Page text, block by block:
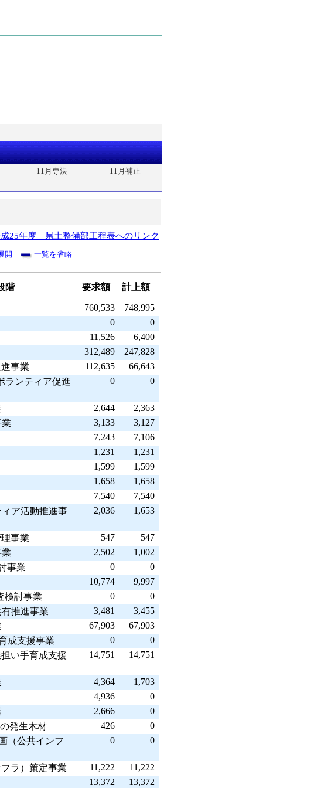
11月専決
11月補正
25年度 県土整備部工程表へのリンク
開 一覧を省略
階 要求額 計上額
760,533
748,995
0
0
11,526
6,400
312,489
247,828
事業
112,635
66,643
ランティア促進
0 0
2,644
2,363
3,133
3,127
7,243
7,106
1,231
1,231
1,599
1,599
1,658
1,658
7,540
7,540
ア活動推進事
2,036 1,653
事業 547
547
2,502
1,002
事業
0
0
10,774
9,997
検討事業
0
0
推進事業
3,481
3,455
67,903
67,903
成支援事業
0
0
い手育成支援
14,751 14,751
4,364
1,703
4,936
0
2,666
0
発生木材
426
0
（公共インフ
0 0
ラ）策定事業 11,222
11,222
13,372 13,372